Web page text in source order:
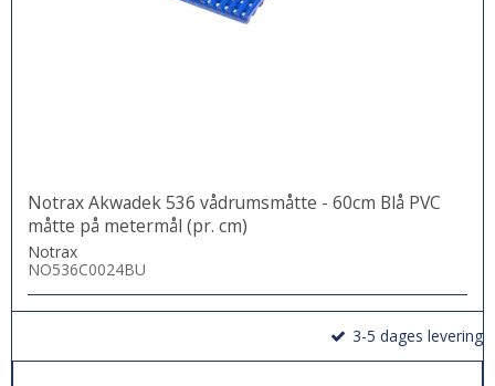
Notrax Akwadek 536 vådrumsmåtte - 60cm Blå PVC
måtte på metermål (pr. cm)
Notrax
NO536C0024BU
3-5 dages levering